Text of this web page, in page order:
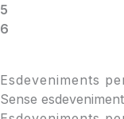
5
6
Esdeveniments
Sense